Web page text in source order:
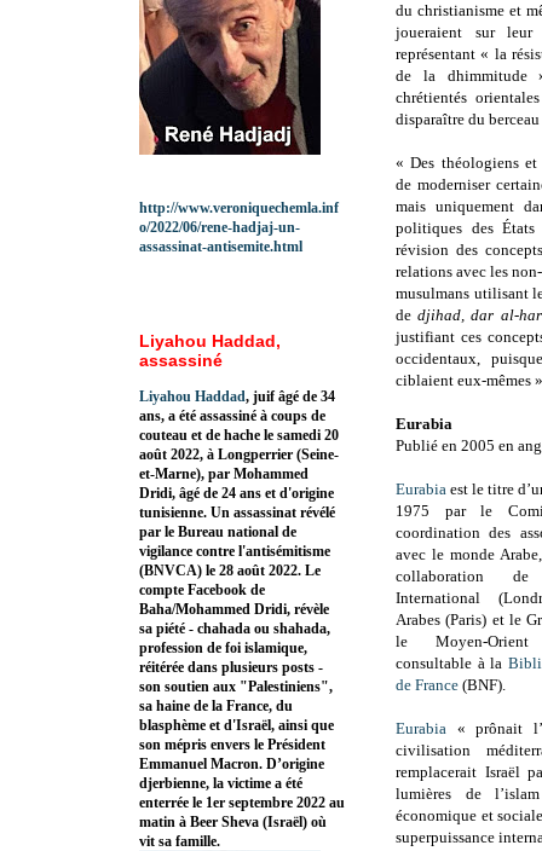
du christianisme et
joueraient sur
représentant « la
de la
chrétientés
disparaître du
« Des théologiens et
de moderniser
mais uniquement
politiques des
révision des
relations avec les
musulmans utilisant
dedjihad, dar al-
justifiant ces
occidentaux,
ciblaient eux-mêmes
Eurabia
Publié en 2005 en
Eurabia est le titre
1975 par le
coordination des
avec le monde
collaboration
International
Arabes (Paris) et le
le Moyen-
consultable à la
de France (BNF).
Eurabia « prônait
civilisation
remplacerait Israël
lumières de
économique et
superpuissance
http://www.veroniquechemla.inf
o/2022/06/rene-hadjaj-un-
assassinat-antisemite.html
Liyahou Haddad,
assassiné
Liyahou Haddad, juif âgé de 34
ans, a été assassiné à coups de
couteau et de hache le samedi 20
août 2022, à Longperrier (Seine-
et-Marne), par Mohammed
Dridi, âgé de 24 ans et d'origine
tunisienne. Un assassinat révélé
par le Bureau national de
vigilance contre l'antisémitisme
(BNVCA) le 28 août 2022. Le
compte Facebook de
Baha/Mohammed Dridi, révèle
sa piété - chahada ou shahada,
profession de foi islamique,
réitérée dans plusieurs posts -
son soutien aux "Palestiniens",
sa haine de la France, du
blasphème et d'Israël, ainsi que
son mépris envers le Président
Emmanuel Macron. D’origine
djerbienne, la victime a été
enterrée le 1er septembre 2022 au
matin à Beer Sheva (Israël) où
vit sa famille.